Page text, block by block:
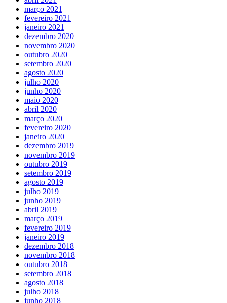
março 2021
fevereiro 2021
janeiro 2021
dezembro 2020
novembro 2020
outubro 2020
setembro 2020
agosto 2020
julho 2020
junho 2020
maio 2020
abril 2020
março 2020
fevereiro 2020
janeiro 2020
dezembro 2019
novembro 2019
outubro 2019
setembro 2019
agosto 2019
julho 2019
junho 2019
abril 2019
março 2019
fevereiro 2019
janeiro 2019
dezembro 2018
novembro 2018
outubro 2018
setembro 2018
agosto 2018
julho 2018
junho 2018